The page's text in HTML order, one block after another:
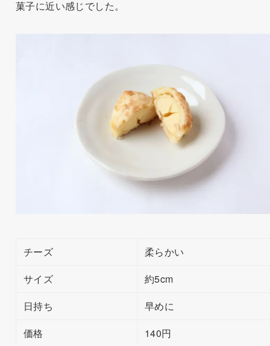
菓子に近い感じでした。
チーズ
柔らかい
サイズ
約5cm
日持ち
早めに
価格
140円